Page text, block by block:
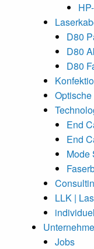
D80
D80
D80
End
End
Mode
LLK |
Jobs